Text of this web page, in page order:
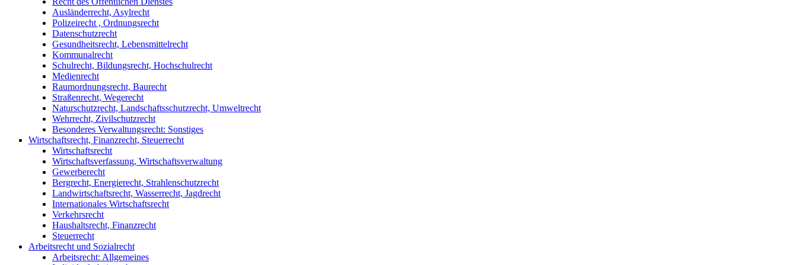
Ausländerrecht, Asylrecht
Polizeirecht , Ordnungsrecht
Datenschutzrecht
Gesundheitsrecht, Lebensmittelrecht
Kommunalrecht
Schulrecht, Bildungsrecht, Hochschulrecht
Medienrecht
Raumordnungsrecht, Baurecht
Straßenrecht, Wegerecht
Naturschutzrecht, Landschaftsschutzrecht, Umweltrecht
Wehrrecht, Zivilschutzrecht
Besonderes Verwaltungsrecht: Sonstiges
Wirtschaftsrecht, Finanzrecht, Steuerrecht
Wirtschaftsrecht
Wirtschaftsverfassung, Wirtschaftsverwaltung
Gewerberecht
Bergrecht, Energierecht, Strahlenschutzrecht
Landwirtschaftsrecht, Wasserrecht, Jagdrecht
Internationales Wirtschaftsrecht
Verkehrsrecht
Haushaltsrecht, Finanzrecht
Steuerrecht
Arbeitsrecht und Sozialrecht
Arbeitsrecht: Allgemeines